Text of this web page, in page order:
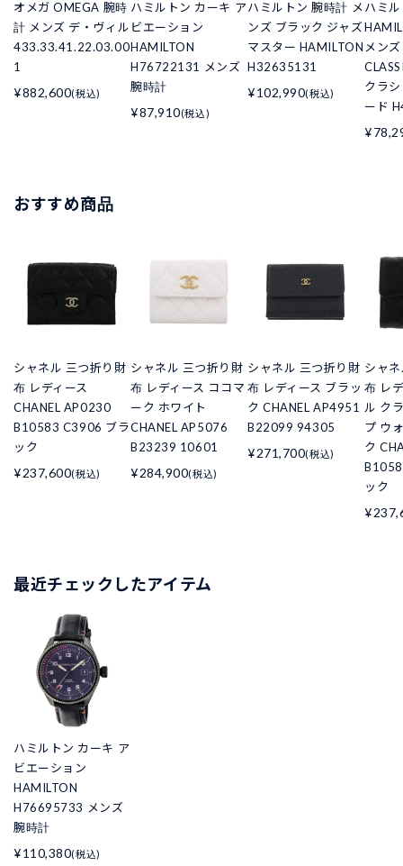
オメガ OMEGA 腕時
計 メンズ デ・ヴィル
433.33.41.22.03.00
1
¥882,600(税込)
ハミルトン カーキ ア
ビエーション
HAMILTON
H76722131 メンズ
腕時計
¥87,910(税込)
ハミルトン 腕時計 メ
ンズ ブラック ジャズ
マスター HAMILTON
H32635131
¥102,990(税込)
ハミ
メン
クラ
ード
おすすめ商品
シャネル 三つ折り財
布 レディース
CHANEL AP0230
B10583 C3906 ブラ
ック
¥237,600(税込)
シャネル 三つ折り財
布 レディース ココマ
ーク ホワイト
CHANEL AP5076
B23239 10601
¥284,900(税込)
シャネル 三つ折り財
布 レディース ブラッ
ク CHANEL AP4951
B22099 94305
¥271,700(税込)
シャ
布 レ
ル ク
プ ウ
ク
ック
最近チェックしたアイテム
ハミルトン カーキ ア
ビエーション
HAMILTON
H76695733 メンズ
腕時計
¥110,380(税込)